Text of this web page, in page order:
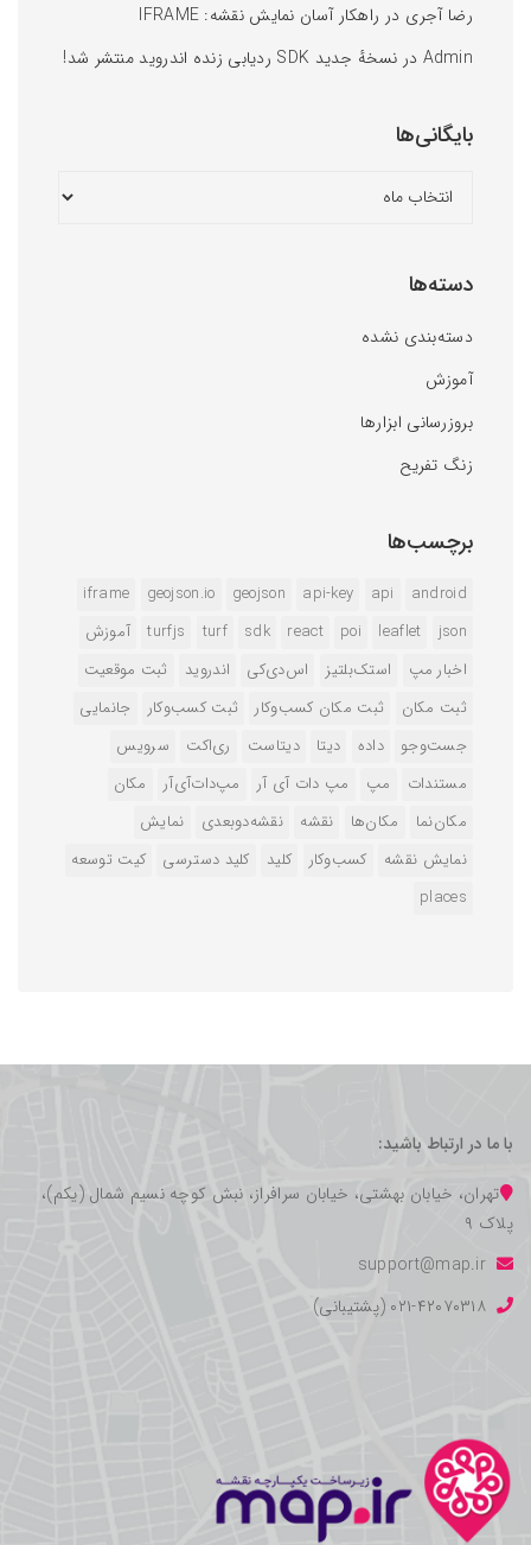
رضا آجری در راهکار آسان نمایش نقشه: IFRAME
Admin در نسخهٔ جدید SDK ردیابی زنده اندروید منتشر شد!
بایگانی‌ها
دسته‌ها
دسته‌بندی نشده
آموزش
بروزرسانی ابزارها
زنگ تفریح
برچسب‌ها
android
api
api-key
geojson
geojson.io
iframe
json
leaflet
poi
react
sdk
turf
turfjs
آموزش
اخبار مپ
استک‌بلتیز اس‌دی‌کی اندروید
ثبت موقعیت
ثبت مکان
ثبت مکان کسب‌وکار ثبت کسب‌وکار
جانمایی
جست‌وجو
داده دیتا دیتاست ری‌اکت
سرویس
مستندات
مپ مپ دات آی آر مپ‌دات‌آی‌آر
مکان
مکان‌نما
مکان‌ها نقشه نقشه‌دوبعدی
نمایش
نمایش نقشه
کسب‌وکار کلید کلید دسترسی
کیت توسعه
‌places
با ما در ارتباط باشید:
تهران، خیابان بهشتی، خیابان سرافراز، نبش کوچه نسیم شمال (یکم)،
پلاک ۹